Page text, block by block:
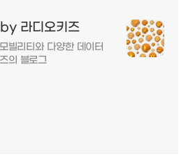
라디오키즈
빌리티와 다양한 데이터
의 블로그